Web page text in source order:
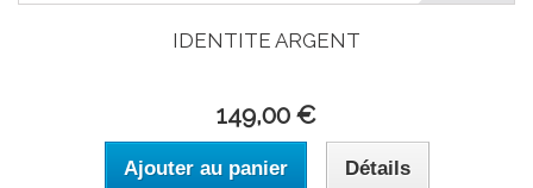
IDENTITE ARGENT
149,00 €
Ajouter au panier Détails